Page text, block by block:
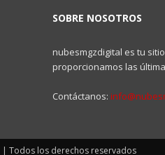
SOBRE NOSOTROS
nubesmgzdigital es tu
proporcionamos las
Contáctanos:
Todos los derechos reservados